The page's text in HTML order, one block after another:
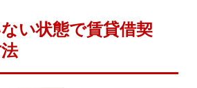
い状態で賃貸借契